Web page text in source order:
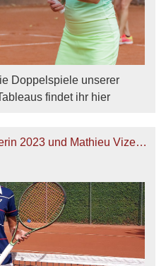
Doppelspiele unserer
findet ihr hier
Olivia ist neue Bielermeisterin 2023 und Mathieu Vizemeister 2023